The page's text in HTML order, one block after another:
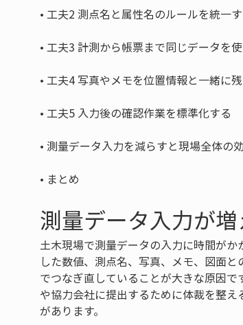
•
•
•
•
•
• まとめ
測量データ入力が
土木現場で測量データの入力に時間が
した数値、測点名、写真、メモ、図面
でつなぎ直していることが大きな原因
や協力会社に提出するために体裁を整
があります。